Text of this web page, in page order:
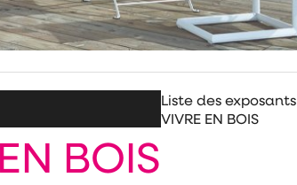
Liste des exposants
VIVRE EN BOIS
BOIS